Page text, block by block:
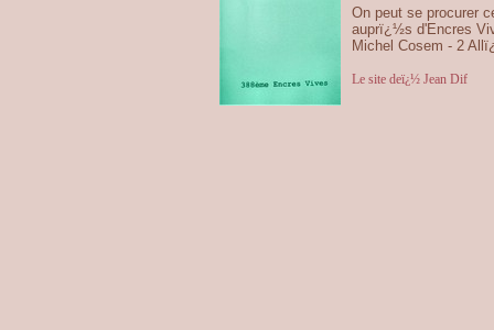
On peut se procurer
auprï¿½s d'Encres
Michel Cosem - 2
Le site deï¿½ Jean Dif